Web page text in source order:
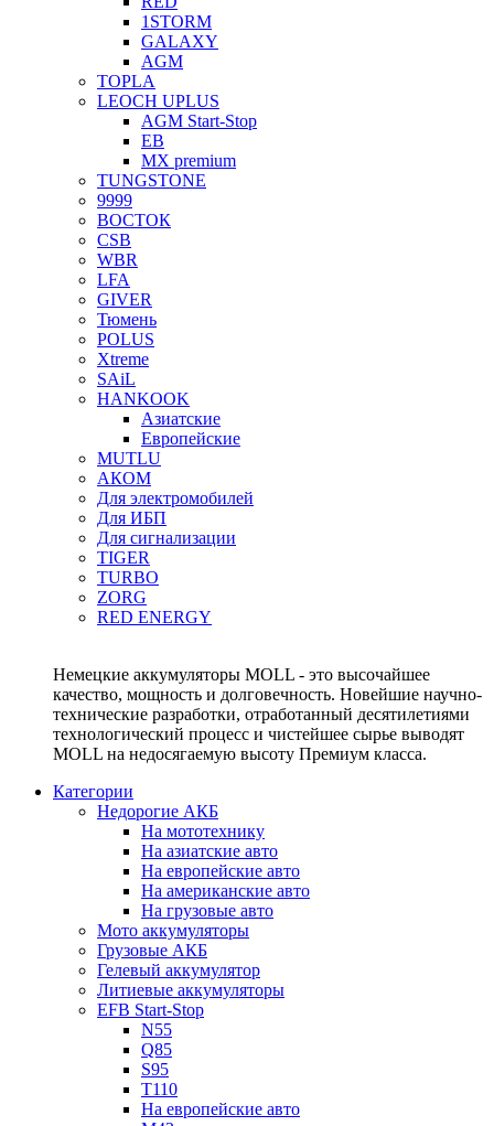
1STORM
GALAXY
AGM
TOPLA
LEOCH UPLUS
AGM Start-Stop
EB
MX premium
TUNGSTONE
9999
ВОСТОК
CSB
WBR
LFA
GIVER
Тюмень
POLUS
Xtreme
SAiL
HANKOOK
Азиатские
Европейские
MUTLU
АКОМ
Для электромобилей
Для ИБП
Для сигнализации
TIGER
TURBO
ZORG
RED ENERGY
Немецкие аккумуляторы MOLL - это высочайшее
качество, мощность и долговечность. Новейшие научно-
технические разработки, отработанный десятилетиями
технологический процесс и чистейшее сырье выводят
MOLL на недосягаемую высоту Премиум класса.
Категории
Недорогие АКБ
На мототехнику
На азиатские авто
На европейские авто
На американские авто
На грузовые авто
Мото аккумуляторы
Грузовые АКБ
Гелевый аккумулятор
Литиевые аккумуляторы
EFB Start-Stop
N55
Q85
S95
T110
На европейские авто